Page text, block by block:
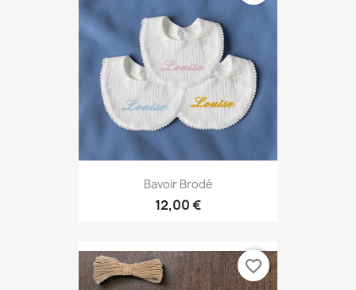
Bavoir Brodé
12,00 €
favorite_border